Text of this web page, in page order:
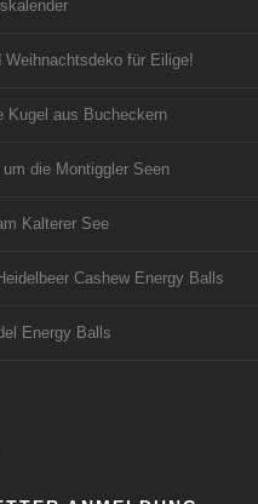
Weihnachtsdeko für Eilige!
Kugel aus Bucheckern
um die Montiggler Seen
Kalterer See
Cashew Energy Balls
Energy Balls